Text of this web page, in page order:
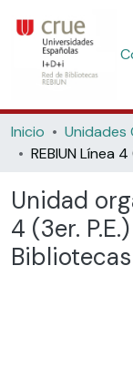
Inicio
Unidades
Unidad
4 (3er.